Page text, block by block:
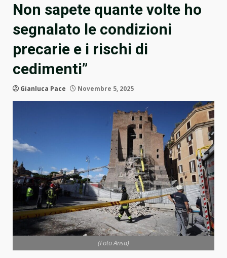
Non sapete quante volte ho
segnalato le condizioni
precarie e i rischi di
cedimenti”
Gianluca Pace Novembre 5, 2025
(Foto Ansa)